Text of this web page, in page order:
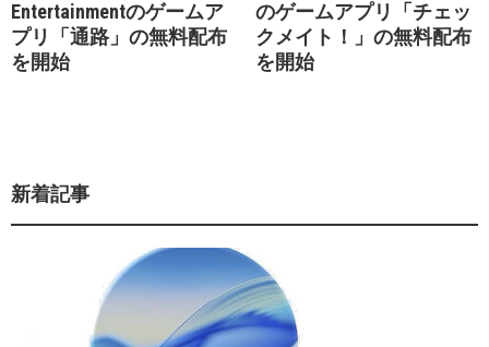
Entertainmentのゲームア
プリ「通路」の無料配布
を開始
のゲームアプリ「チェッ
クメイト！」の無料配布
を開始
新着記事